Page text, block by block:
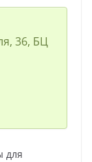
36, БЦ
для